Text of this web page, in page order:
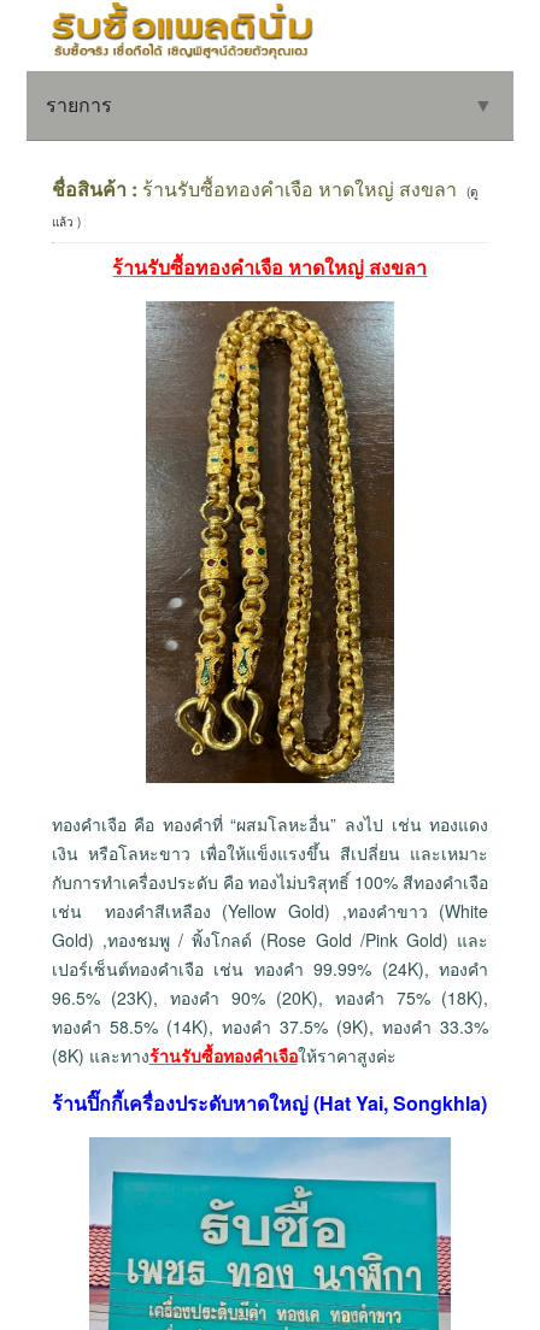
รายการ ▼
ชื่อสินค้า : ร้านรับซื้อทองคำเจือ หาดใหญ่ สงขลา
(ดู
แล้ว )
ร้านรับซื้อทองคำเจือ หาดใหญ่ สงขลา
ทองคำเจือ คือ ทองคำที่ “ผสมโลหะอื่น” ลงไป เช่น ทองแดง
เงิน หรือโลหะขาว เพื่อให้แข็งแรงขึ้น สีเปลี่ยน และเหมาะ
กับการทำเครื่องประดับ คือ ทองไม่บริสุทธิ์ 100% สีทองคำเจือ
เช่น ทองคำสีเหลือง (Yellow Gold) ,ทองคำขาว (White
Gold) ,ทองชมพู / พิ้งโกลด์ (Rose Gold /Pink Gold) และ
เปอร์เซ็นต์ทองคำเจือ เช่น ทองคำ 99.99% (24K), ทองคำ
96.5% (23K), ทองคำ 90% (20K), ทองคำ 75% (18K),
ทองคำ 58.5% (14K), ทองคำ 37.5% (9K), ทองคำ 33.3%
(8K) และทางร้านรับซื้อทองคำเจือให้ราคาสูงค่ะ
ร้านปิ๊กกี้เครื่องประดับหาดใหญ่ (Hat Yai, Songkhla)